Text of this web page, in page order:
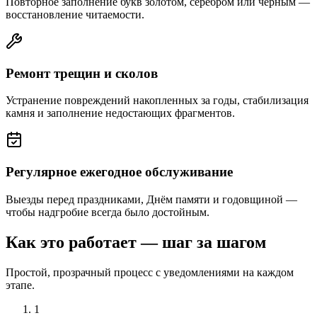
восстановление читаемости.
Ремонт трещин и сколов
Устранение повреждений накопленных за годы, стабилизация
камня и заполнение недостающих фрагментов.
Регулярное ежегодное обслуживание
Выезды перед праздниками, Днём памяти и годовщиной —
чтобы надгробие всегда было достойным.
Как это работает — шаг за шагом
Простой, прозрачный процесс с уведомлениями на каждом
этапе.
1